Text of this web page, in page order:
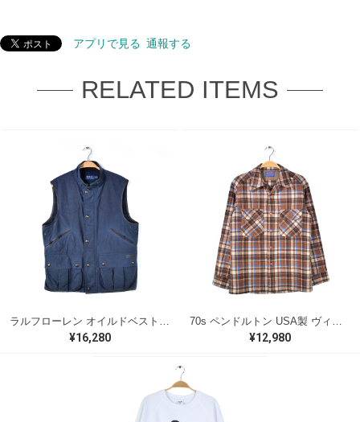
アプリで見る 通報する
RELATED ITEMS
¥16,280 ¥12,980